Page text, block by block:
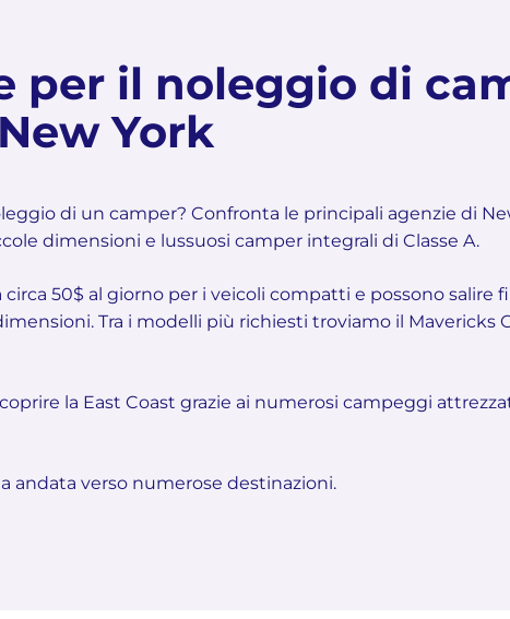
per il noleggio di
New York
di un camper? Confronta le principali agenzie di
dimensioni e lussuosi camper integrali di Classe A.
50$ al giorno per i veicoli compatti e possono salire
Tra i modelli più richiesti troviamo il Mavericks
la East Coast grazie ai numerosi campeggi
andata verso numerose destinazioni.